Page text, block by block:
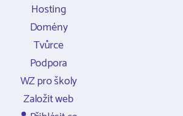
Hosting
Domény
Tvůrce
Podpora
WZ pro školy
Založit web